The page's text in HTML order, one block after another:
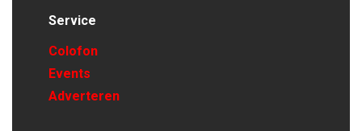
Service
Colofon
Events
Adverteren